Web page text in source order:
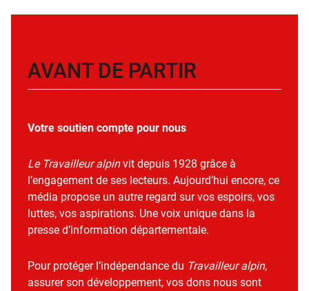
AVANT DE PARTIR
Votre soutien compte pour nous
Le Travailleur alpinvit depuis 1928 grâce à
l’engagement de ses lecteurs. Aujourd’hui encore, ce
média propose un autre regard sur vos espoirs, vos
luttes, vos aspirations. Une voix unique dans la
presse d’information départementale.
Pour protéger l’indépendance du Travailleur alpin,
assurer son développement, vos dons nous sont